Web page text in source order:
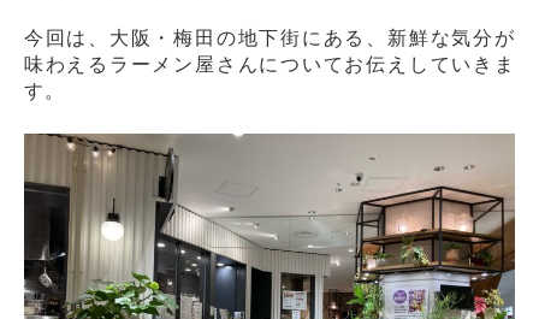
今回は、大阪・梅田の地下街にある、新鮮な気分が
味わえるラーメン屋さんについてお伝えしていきま
す。